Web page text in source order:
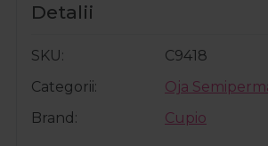
Detalii
SKU
C9418
Categorii
Oja
Brand
Cupio